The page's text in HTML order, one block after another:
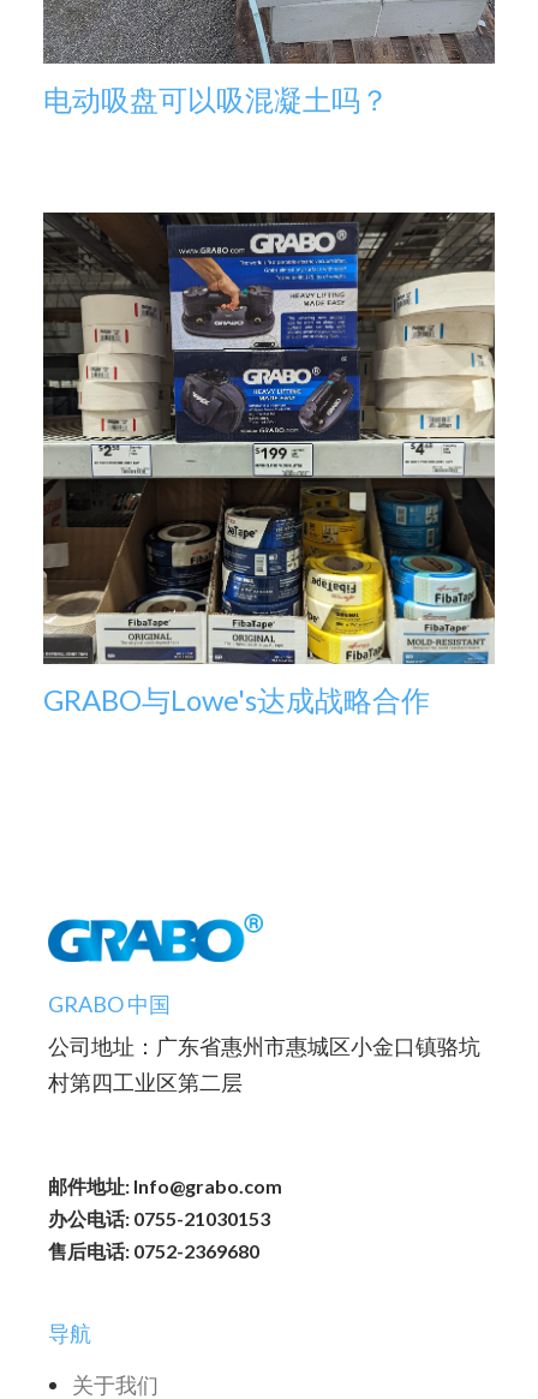
电动吸盘可以吸混凝土吗？
GRABO与Lowe's达成战略合作
GRABO 中国
公司地址：广东省惠州市惠城区小金口镇骆坑
村第四工业区第二层
邮件地址: Info@grabo.com
办公电话: 0755-21030153
售后电话: 0752-2369680
导航
关于我们